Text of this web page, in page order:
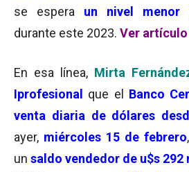
se espera un nivel menor
durante este 2023. Ver
En esa línea, Mirta
Iprofesional
que el Banco
venta diaria de dólares
ayer, miércoles 15 de febrero
un saldo vendedor de u$s 292